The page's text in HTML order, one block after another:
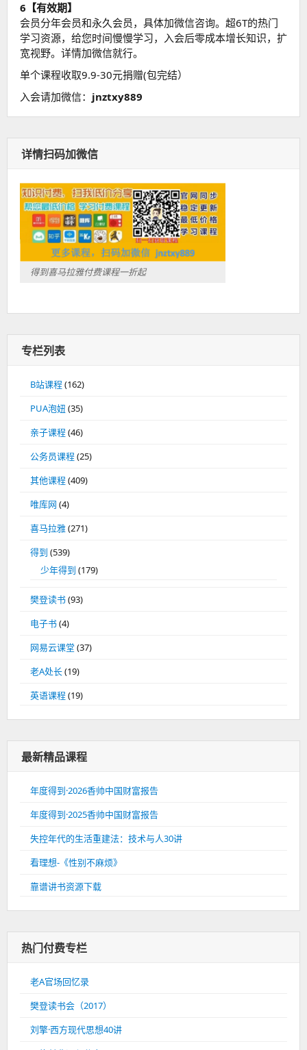
6【有效期】
会员分年会员和永久会员，具体加微信咨询。超6T的热门
学习资源，给您时间慢慢学习，入会后零成本增长知识，扩
宽视野。详情加微信就行。
单个课程收取9.9-30元捐赠(包完结）
入会请加微信： jnztxy889
详情扫码加微信
得到喜马拉雅付费课程一折起
专栏列表
B站课程(162)
PUA泡妞 (35)
亲子课程(46)
公务员课程(25)
其他课程(409)
唯库网 (4)
喜马拉雅(271)
得到 (539)
少年得到 (179)
樊登读书(93)
电子书(4)
网易云课堂 (37)
老A处长(19)
英语课程(19)
最新精品课程
年度得到·2026香帅中国财富报告
年度得到·2025香帅中国财富报告
失控年代的生活重建法：技术与人30讲
看理想-《性别不麻烦》
靠谱讲书资源下载
热门付费专栏
老A官场回忆录
樊登读书会（2017）
刘擎·西方现代思想40讲